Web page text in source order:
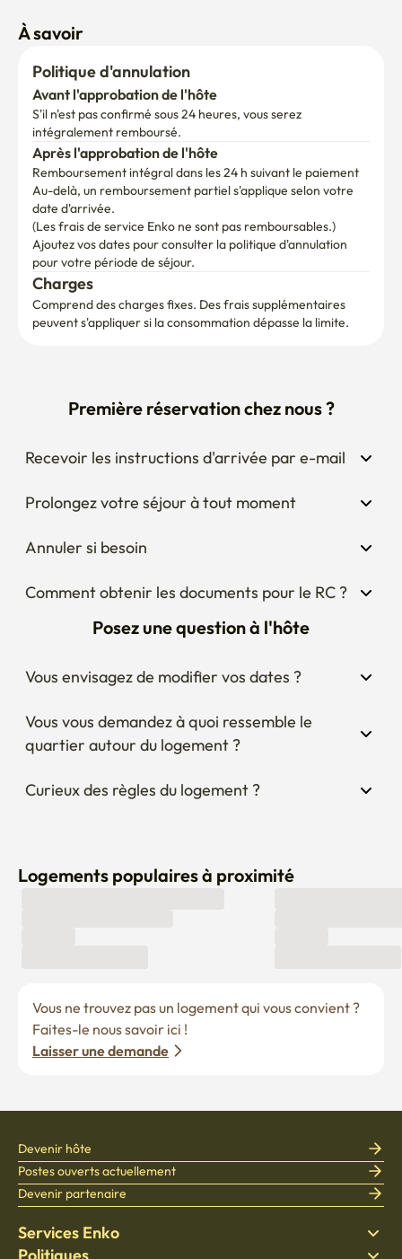
À savoir
Politique d'annulation
Avant l'approbation de l'hôte
S'il n'est pas confirmé sous 24 heures, vous serez
intégralement remboursé.
Après l'approbation de l'hôte
Remboursement intégral dans les 24 h suivant le paiement
Au-delà, un remboursement partiel s'applique selon votre
date d'arrivée.
(Les frais de service Enko ne sont pas remboursables.)
Ajoutez vos dates pour consulter la politique d'annulation
pour votre période de séjour.
Charges
Comprend des charges fixes. Des frais supplémentaires
peuvent s'appliquer si la consommation dépasse la limite.
Première réservation chez nous ?
Recevoir les instructions d'arrivée par e-mail
Prolongez votre séjour à tout moment
Annuler si besoin
Comment obtenir les documents pour le RC ?
Posez une question à l'hôte
Vous envisagez de modifier vos dates ?
Vous vous demandez à quoi ressemble le
quartier autour du logement ?
Curieux des règles du logement ?
Logements populaires à proximité
Vous ne trouvez pas un logement qui vous convient ?
Faites-le nous savoir ici !
Laisser une demande
Services Enko
Trouver un logement
Devenir hôte
Postes ouverts actuellement
Devenir partenaire